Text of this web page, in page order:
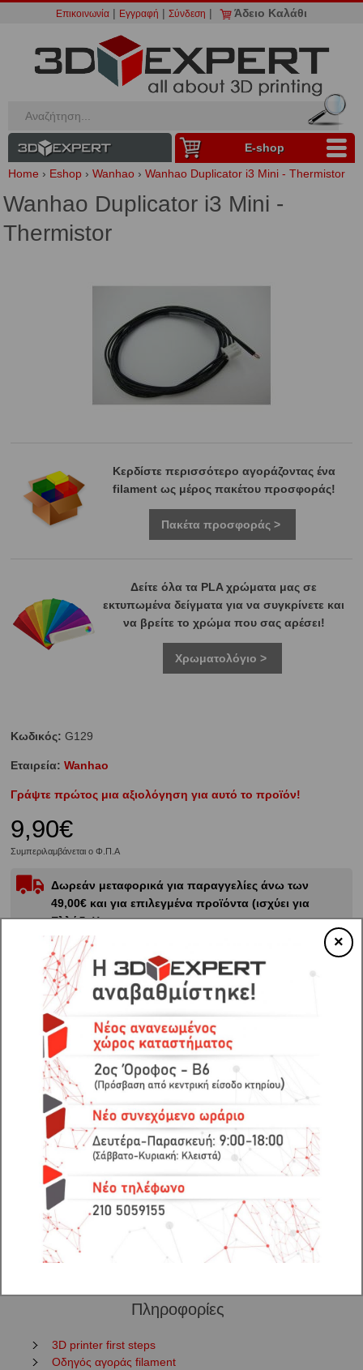
Επικοινωνία | Εγγραφή | Σύνδεση | Άδειο Καλάθι
Ε-shop
Home › Eshop › Wanhao › Wanhao Duplicator i3 Mini - Thermistor
Wanhao Duplicator i3 Mini -
Thermistor
Κερδίστε περισσότερο αγοράζοντας ένα
filament ως μέρος πακέτου προσφοράς!
Πακέτα προσφοράς >
Δείτε όλα τα PLA χρώματα μας σε
εκτυπωμένα δείγματα για να συγκρίνετε και
να βρείτε το χρώμα που σας αρέσει!
Χρωματολόγιο >
Κωδικός: G129
Εταιρεία: Wanhao
Γράψτε πρώτος μια αξιολόγηση για αυτό το προϊόν!
9,90€
Συμπεριλαμβάνεται ο Φ.Π.Α
Δωρεάν μεταφορικά για παραγγελίες άνω των
49,00€ και για επιλεγμένα προϊόντα (ισχύει για
Ελλάδα)!
Διαθεσιμότητα: Αναμένεται-Καλέστε για πληροφορίες
Αγορά
Share:
Αξιολογήσεις προϊόντος (0)
Εταιρείες
Πληροφορίες
3D printer first steps
Οδηγός αγοράς filament
×